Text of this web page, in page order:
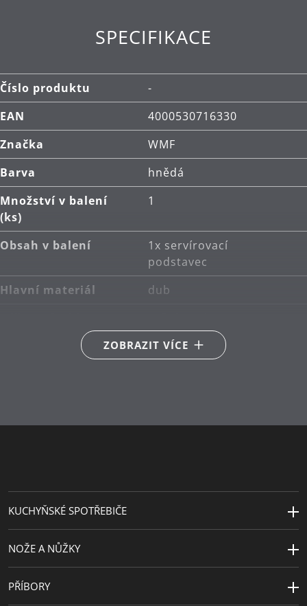
SPECIFIKACE
Číslo produktu
-
EAN
4000530716330
Značka
WMF
Barva
hnědá
Množství v balení
(ks)
1
Obsah v balení
1x servírovací
podstavec
Hlavní materiál
dub
WMF Ovenware
ZOBRAZIT VÍCE
KUCHYŇSKÉ SPOTŘEBIČE
NOŽE A NŮŽKY
PŘÍBORY